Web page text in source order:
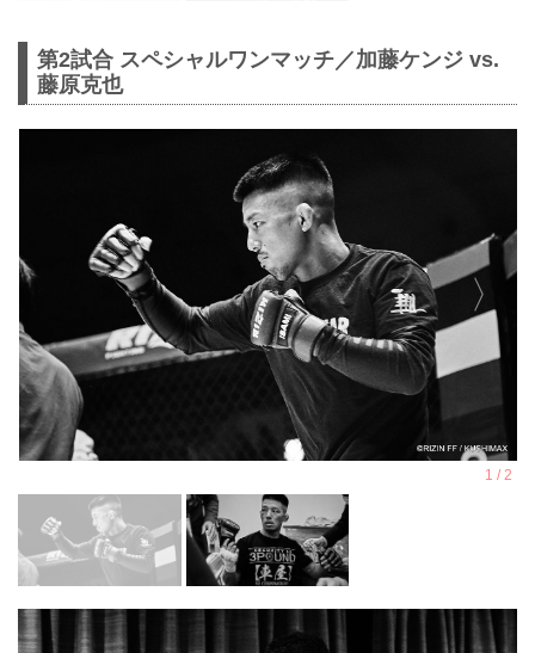
第2試合 スペシャルワンマッチ／加藤ケンジ vs.
藤原克也